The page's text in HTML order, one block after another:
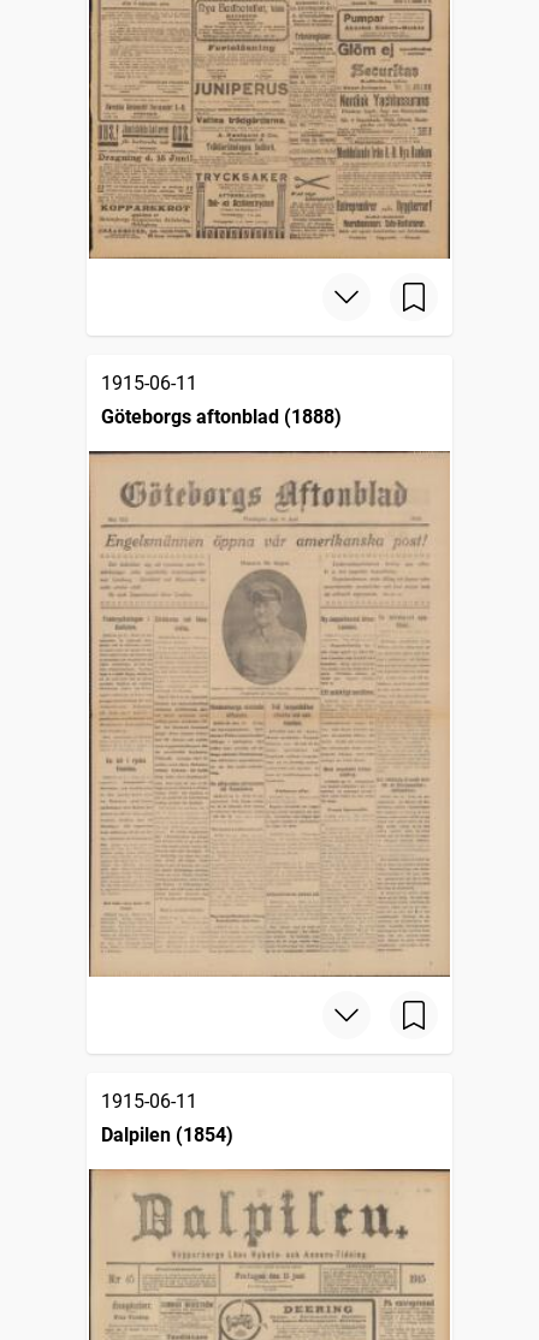
1915-06-11
Göteborgs aftonblad (1888)
1915-06-11
Dalpilen (1854)